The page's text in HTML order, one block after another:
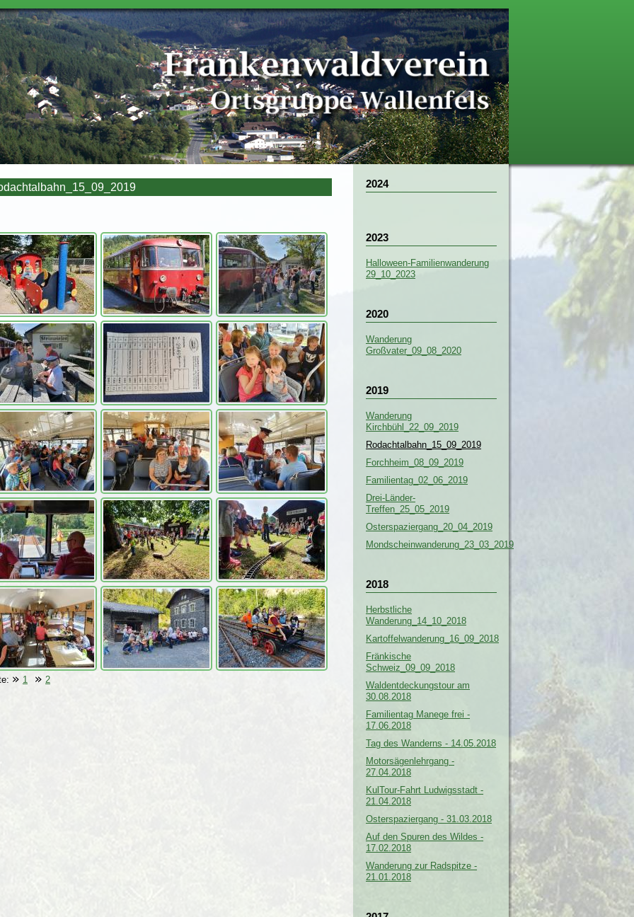
1 2
2024
2023
Halloween-Familienwanderung
29_10_2023
2020
Wanderung
Großvater_09_08_2020
2019
Wanderung
Kirchbühl_22_09_2019
Rodachtalbahn_15_09_2019
Forchheim_08_09_2019
Familientag_02_06_2019
Drei-Länder-
Treffen_25_05_2019
Osterspaziergang_20_04_2019
Mondscheinwanderung_23_03_2019
2018
Herbstliche
Wanderung_14_10_2018
Kartoffelwanderung_16_09_2018
Fränkische
Schweiz_09_09_2018
Waldentdeckungstour am
30.08.2018
Familientag Manege frei -
17.06.2018
Tag des Wanderns - 14.05.2018
Motorsägenlehrgang -
27.04.2018
KulTour-Fahrt Ludwigsstadt -
21.04.2018
Osterspaziergang - 31.03.2018
Auf den Spuren des Wildes -
17.02.2018
Wanderung zur Radspitze -
21.01.2018